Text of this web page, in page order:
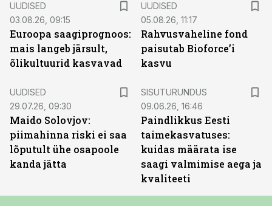
UUDISED
03.08.26, 09:15
Euroopa saagiprognoos:
mais langeb järsult,
õlikultuurid kasvavad
UUDISED
05.08.26, 11:17
Rahvusvaheline fond
paisutab Bioforce’i
kasvu
UUDISED
29.07.26, 09:30
Maido Solovjov:
piimahinna riski ei saa
lõputult ühe osapoole
kanda jätta
SISUTURUNDUS
09.06.26, 16:46
Paindlikkus Eesti
taimekasvatuses:
kuidas määrata ise
saagi valmimise aega ja
kvaliteeti